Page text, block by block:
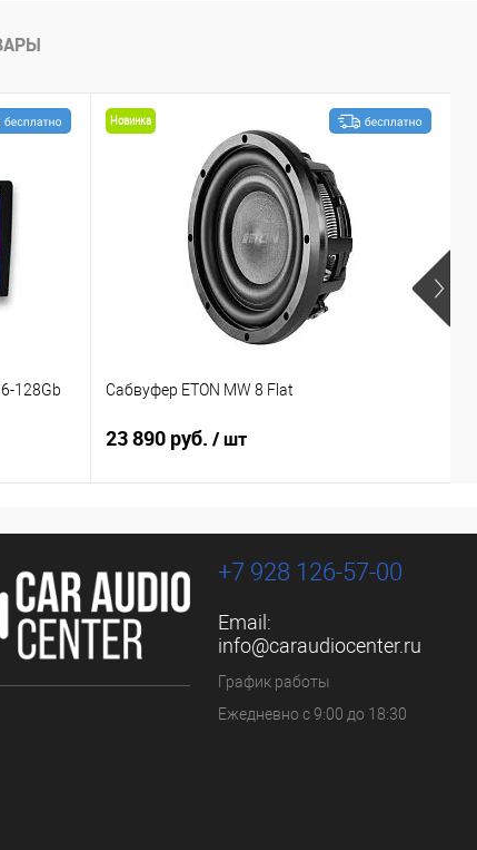
128Gb
Новинка
Сабвуфер ETON MW 8 Flat
23 890 руб. / шт
+7 928 126-57-00
Email:
info@caraudiocenter.ru
График работы
Ежедневно с 9:00 до 18:30